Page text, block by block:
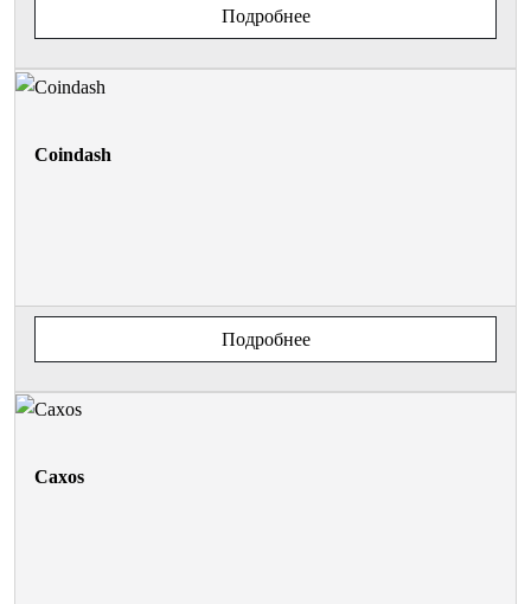
Подробнее
Coindash
Подробнее
Caxos